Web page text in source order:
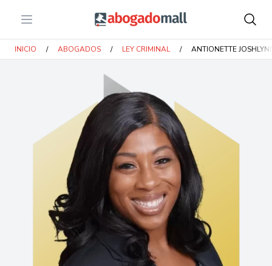
Open menu Abogadomall
INICIO / ABOGADOS / LEY CRIMINAL / ANTIONETTE